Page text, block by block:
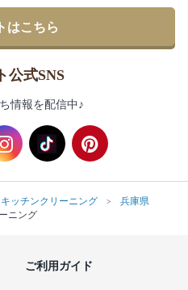
はこちら
公式SNS
情報を配信中♪
キッチンクリーニング
兵庫県
ニング
ご利用ガイド